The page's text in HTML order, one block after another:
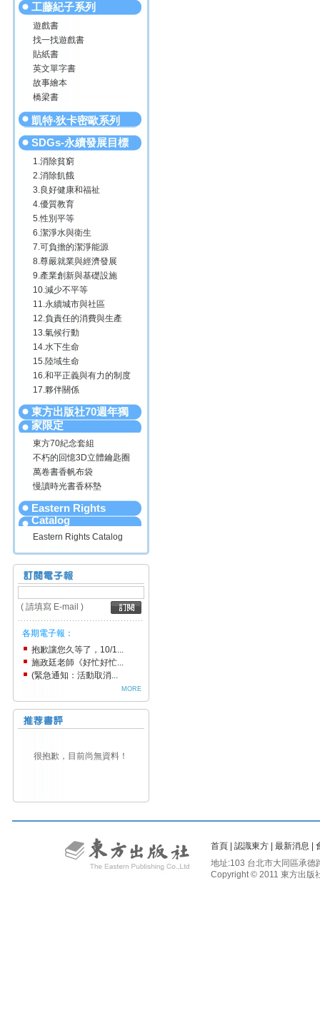
工藤紀子系列
遊戲書
找一找遊戲書
貼紙書
英文單字書
故事繪本
橋梁書
凱特‧狄卡密歐系列
SDGs-永續發展目標
1.消除貧窮
2.消除飢餓
3.良好健康和福祉
4.優質教育
5.性別平等
6.潔淨水與衛生
7.可負擔的潔淨能源
8.尊嚴就業與經濟發展
9.產業創新與基礎設施
10.減少不平等
11.永續城市與社區
12.負責任的消費與生產
13.氣候行動
14.水下生命
15.陸域生命
16.和平正義與有力的制度
17.夥伴關係
東方出版社70週年獨
家限定
東方70紀念套組
不朽的回憶3D立體鑰匙圈
萬卷書香帆布袋
慢讀時光書香杯墊
Eastern Rights
Catalog
Eastern Rights Catalog
( 請填寫 E-mail )
各期電子報：
抱歉讓您久等了，10/1...
施政廷老師《好忙好忙...
(緊急通知：活動取消...
MORE
很抱歉，目前尚無資料！
首頁 認識東方 最新消息
地址:103 台北市大同區承
Copyright © 2011 東方出版